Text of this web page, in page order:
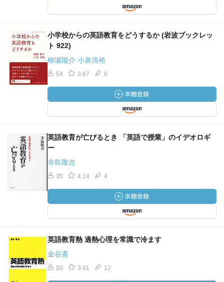
小学校からの英語教育をどうするか (岩波ブックレッ
ト 922)
柳瀬陽介 小泉清裕
54 3.67 6
英語教育が亡びるとき 「英語で授業」のイデオロギ
ー
寺島隆吉
35 4.14 4
英語教育熱 過熱心理を常識で冷ます
金谷憲
50 3.61 12